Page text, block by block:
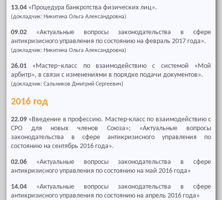
13.04 «Процедура банкротства физических лиц».
(докладчик: Никитина Ольга Александровна)
09.02 «Актуальные вопросы законодательства в сфере
антикризисного управления по состоянию на февраль 2017 года».
(докладчик: Никитина Ольга Александровна)
26.01 «Мастер–класс по взаимодействию с системой «Мой
арбитр», в связи с изменениями в порядке подачи документов».
(докладчик: Сальников Дмитрий Сергеевич)
2016 год
22.09 «Введение в профессию. Мастер-класс по взаимодействию с
СРО для новых членов Союза»; «Актуальные вопросы
законодательства в сфере антикризисного управления по
состоянию на сентябрь 2016 года».
02.06 «Актуальные вопросы законодательства в сфере
антикризисного управления по состоянию на май 2016 года»
14.04 «Актуальные вопросы законодательства в сфере
антикризисного управления по состоянию на апрель 2016 года»